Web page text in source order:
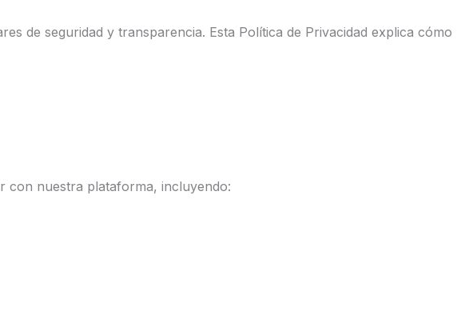
de seguridad y transparencia. Esta Política de Privacidad explica cómo
con nuestra plataforma, incluyendo: